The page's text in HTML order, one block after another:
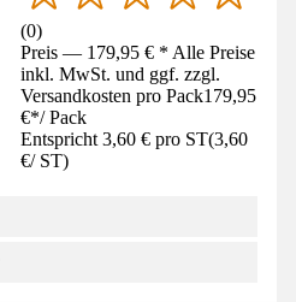
(0)
Preis — 179,95 € * Alle Preise
inkl. MwSt. und ggf. zzgl.
Versandkosten pro Pack179,95
€*/ Pack
Entspricht 3,60 € pro ST(3,60
€/ ST)